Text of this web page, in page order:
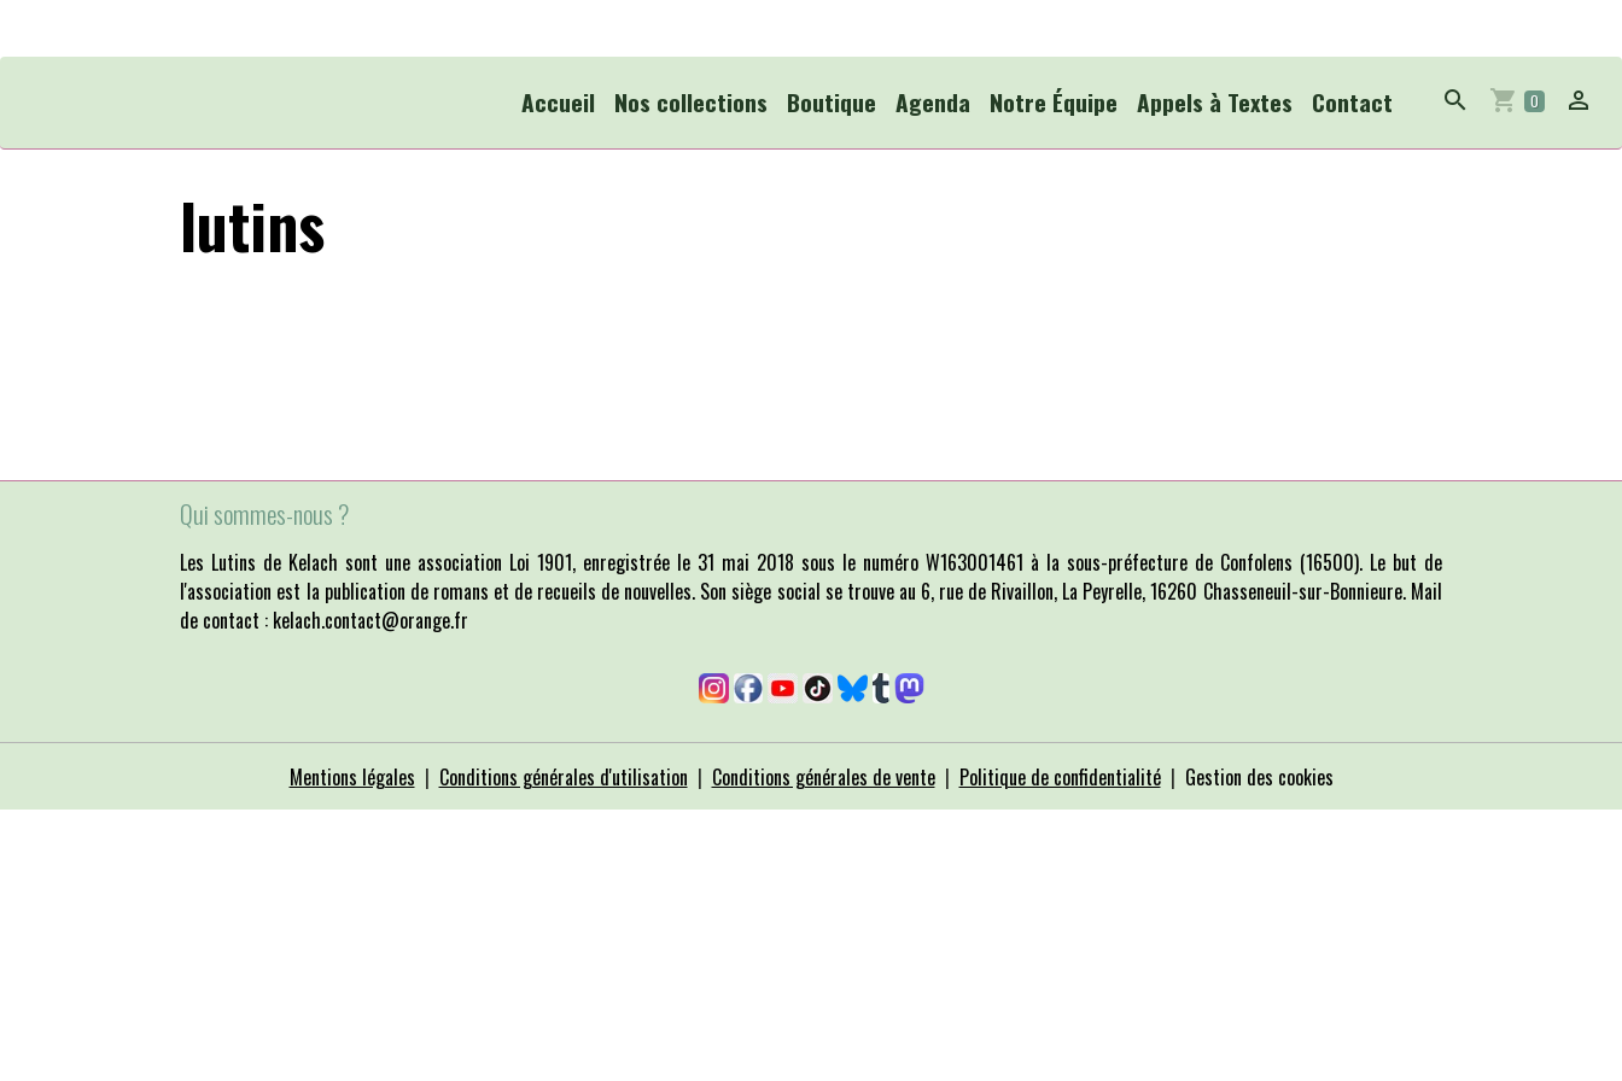
Accueil Nos collections Boutique Agenda Notre Équipe Appels à Textes Contact 0
lutins
Qui sommes-nous ?
Les Lutins de Kelach sont une association Loi 1901, enregistrée le 31 mai 2018 sous le numéro W163001461 à la sous-préfecture de Confolens (16500). Le but de
l'association est la publication de romans et de recueils de nouvelles. Son siège social se trouve au 6, rue de Rivaillon, La Peyrelle, 16260 Chasseneuil-sur-Bonnieure. Mail
de contact : kelach.contact@orange.fr
Mentions légales Conditions générales d'utilisation Conditions générales de vente Politique de confidentialité Gestion des cookies